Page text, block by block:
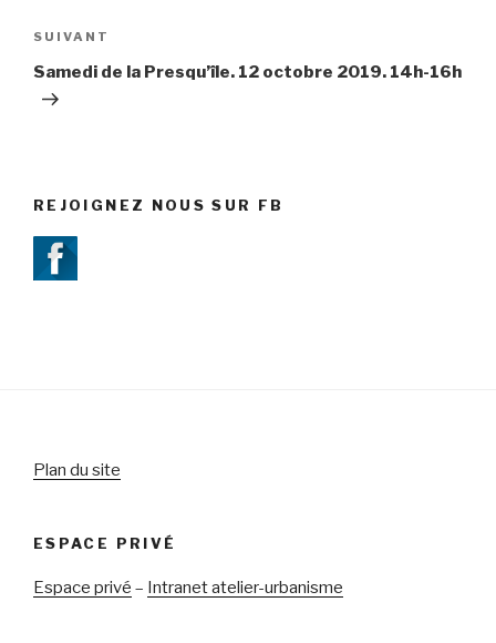
Article
suivant
SUIVANT
Samedi de la Presqu’île. 12 octobre 2019. 14h-16h
REJOIGNEZ NOUS SUR FB
Plan du site
ESPACE PRIVÉ
Espace privé – Intranet atelier-urbanisme